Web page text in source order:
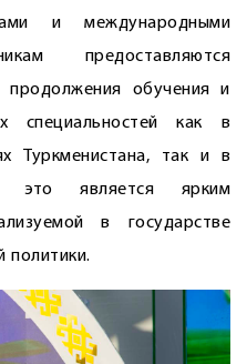
и международными
предоставляются
обучения и
специальностей как в
Туркменистана, так и в
это является ярким
в государстве
политики.